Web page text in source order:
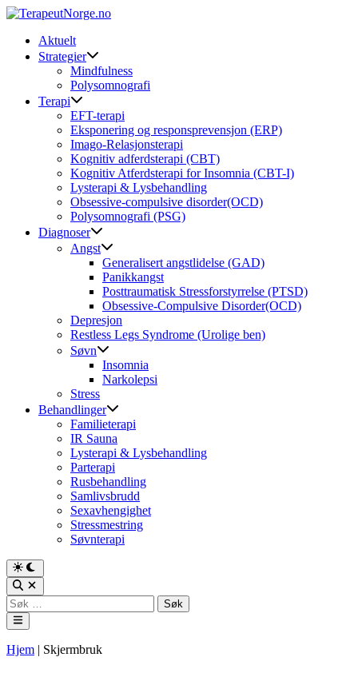
Skip
contentAktuelt
Strategier
Mindfulness
Polysomnografi
Terapi
EFT-terapi
Eksponering og responsprevensjon (ERP)
Imago-Relasjonsterapi
Kognitiv adferdsterapi (CBT)
Kognitiv Atferdsterapi for Insomnia (CBT-I)
Lysterapi & Lysbehandling
Obsessive-compulsive disorder(OCD)
Polysomnografi (PSG)
Diagnoser
Angst
Generalisert angstlidelse (GAD)
Panikkangst
Posttraumatisk Stressforstyrrelse (PTSD)
Obsessive-Compulsive Disorder(OCD)
Depresjon
Restless Legs Syndrome (Urolige ben)
Søvn
Insomnia
Narkolepsi
Stress
Behandlinger
Familieterapi
IR Sauna
Lysterapi & Lysbehandling
Parterapi
Rusbehandling
Samlivsbrudd
Sexavhengighet
Stressmestring
Søvnterapi
Switch
to
dark
mode
Open
Search
Søk
etter:
Main
Menu
Hjem | Skjermbruk